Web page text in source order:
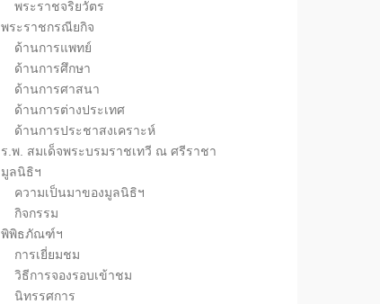
พระราชจริยวัตร
พระราชกรณียกิจ
ด้านการแพทย์
ด้านการศึกษา
ด้านการศาสนา
ด้านการต่างประเทศ
ด้านการประชาสงเคราะห์
ร.พ. สมเด็จพระบรมราชเทวี ณ ศรีราชา
มูลนิธิฯ
ความเป็นมาของมูลนิธิฯ
กิจกรรม
พิพิธภัณฑ์ฯ
การเยี่ยมชม
วิธีการจองรอบเข้าชม
นิทรรศการ